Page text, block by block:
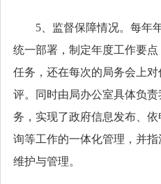
5、监督保障情况。 每年
统一部署，制定年度工作要
任务，还在每次的局务会上
评。同时由局办公室具体负
务，实现了政府信息发布、
询等工作的一体化管理，并
维护与管理。